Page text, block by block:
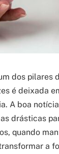
dos pilares
é deixada
A boa
drásticas
quando
a